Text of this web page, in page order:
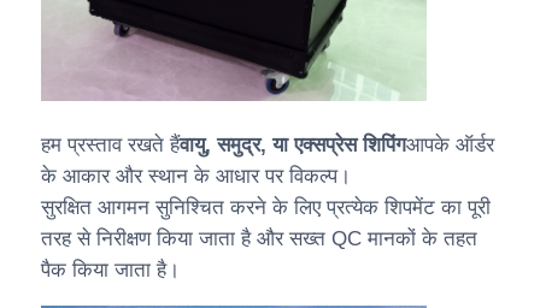
हम प्रस्ताव रखते हैंवायु, समुद्र, या एक्सप्रेस शिपिंगआपके ऑर्डर
के आकार और स्थान के आधार पर विकल्प।
सुरक्षित आगमन सुनिश्चित करने के लिए प्रत्येक शिपमेंट का पूरी
तरह से निरीक्षण किया जाता है और सख्त QC मानकों के तहत
पैक किया जाता है।